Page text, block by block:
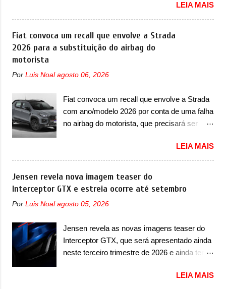
Denza. Até o momento, a marca divulgou
algumas imagens externas e informações
sobre o sedã, que terá seu lançamento ainda
neste ano de 2026. Em termos de design, o
linhas do conceito que o antecipou no Salão
semestre. Na dianteira, o sedã conta com
faróis mais quadrados e compactos, com
luzes ...
Rezvani apresentou as primeiras imagens
teaser de um novo superesportivo que vai
oferecer aos seus consumidores. Trata-se do
Dune, um cupê superesportivo que terá uma
proposta off-road assim como outros
Porsche 911 Dakar e o... Lamborghini
grande parte no desenvolvimento do Dune.
Baseado no Huracán, o Dune nasce com
uma proposta similar ao que a marca
design ainda mais Mad Max – algo
característico da Rezvani. Junto com as
imagens, a marca já confirmou que o Dune
será um carro muito exclusivo. Ao todo,
serão apenas sete unidades produzidas...
Ele será equipado com um motor V10
Supercharger capaz de desenvolver cerca de
800cv que separou a performance exótica da
LEIA MAIS
Fiat convoca um recall que envolve a Strada
2026 para a substituição do airbag do
motorista
Por Luis Noal agosto 06, 2026
Fiat convoca um recall que envolve a Strada
com ano/modelo 2026 por conta de uma falha
no airbag do motorista, que precisará ser
24 de outubro de 2025 que envolve os
proprietários da Strada no Brasil. O chamado
envolve unidades com ano/modelo 2026 da
picape compacta e envolve todas as versões
unidades afetadas precisam retornar a uma
airbag do motorista, que precisará ser
substituído porque pode ter sido produzido de
forma errada. O serviço já pode ser
marca, sem custo. Em comunicado, a Fiat
LEIA MAIS
Jensen revela nova imagem teaser do
Interceptor GTX e estreia ocorre até setembro
Por Luis Noal agosto 05, 2026
Jensen revela as novas imagens teaser do
Interceptor GTX, que será apresentado ainda
neste terceiro trimestre de 2026 e ainda terá
Jensen International Automotive (abreviação
LEIA MAIS